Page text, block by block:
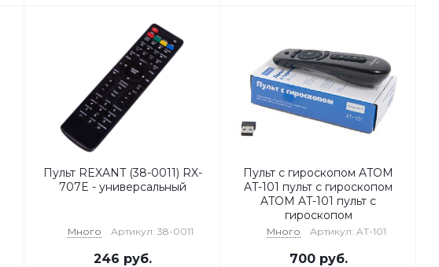
Пульт REXANT (38-0011) RX-
707E - универсальный
Много Артикул: 38-0011
246 руб.
Пульт с гироскопом ATOM
AT-101 пульт с гироскопом
ATOM AT-101 пульт с
гироскопом
Много Артикул: AT-101
700руб.